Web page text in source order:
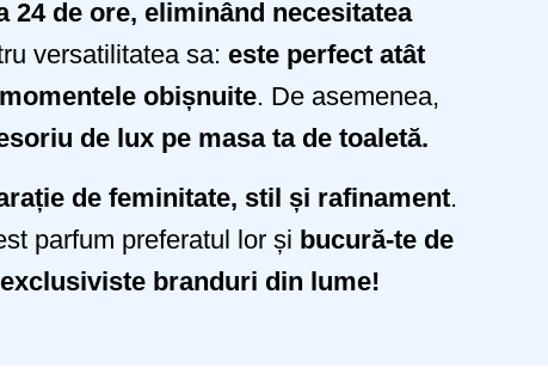
24 de ore, eliminând necesitatea
versatilitatea sa: este perfect atât
obișnuite. De asemenea,
de lux pe masa ta de toaletă.
de feminitate, stil și rafinament.
parfum preferatul lor și bucură-te de
branduri din lume!